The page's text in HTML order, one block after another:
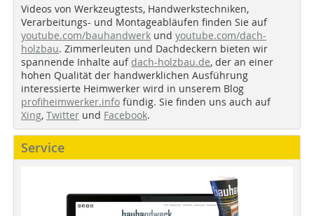
Videos von Werkzeugtests, Handwerkstechniken,
Verarbeitungs- und Montageabläufen finden Sie auf
youtube.com/bauhandwerk und youtube.com/dach-
holzbau. Zimmerleuten und Dachdeckern bieten wir
spannende Inhalte auf dach-holzbau.de, der an einer
hohen Qualität der handwerklichen Ausführung
interessierte Heimwerker wird in unserem Blog
profiheimwerker.info fündig. Sie finden uns auch auf
Xing, Twitter und Facebook.
Service